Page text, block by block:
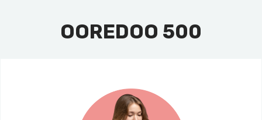
OOREDOO 500